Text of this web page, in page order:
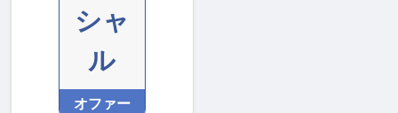
シャ
ル
オファー